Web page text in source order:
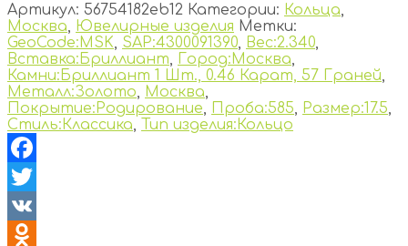
Артикул: 56754182eb12 Категории: Кольца,
Москва, Ювелирные изделия Метки:
GeoCode:MSK, SAP:4300091390, Вес:2.340,
Вставка:Бриллиант, Город:Москва,
Камни:Бриллиант 1 Шт., 0.46 Карат, 57 Граней,
Металл:Золото, Москва,
Покрытие:Родирование, Проба:585, Размер:17.5,
Стиль:Классика, Тип изделия:Кольцо
Facebook
Twitter
VK